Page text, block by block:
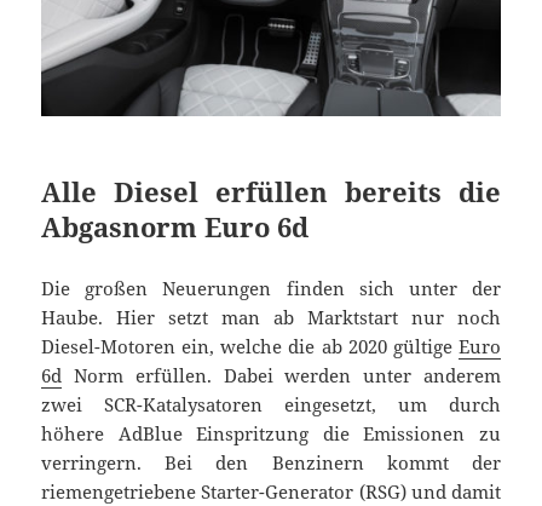
Alle Diesel erfüllen bereits die
Abgasnorm Euro 6d
Die großen Neuerungen finden sich unter der
Haube. Hier setzt man ab Marktstart nur noch
Diesel-Motoren ein, welche die ab 2020 gültige Euro
6d Norm erfüllen. Dabei werden unter anderem
zwei SCR-Katalysatoren eingesetzt, um durch
höhere AdBlue Einspritzung die Emissionen zu
verringern. Bei den Benzinern kommt der
riemengetriebene Starter-Generator (RSG) und damit